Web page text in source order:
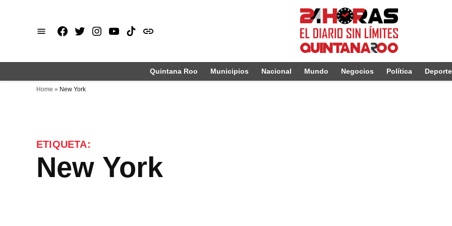
Facebook
X Instagram
Youtube
TikTok
issuu
Quintana Roo Municipios Nacional Mundo Negocios Política
Home » New York
ETIQUETA:
New York